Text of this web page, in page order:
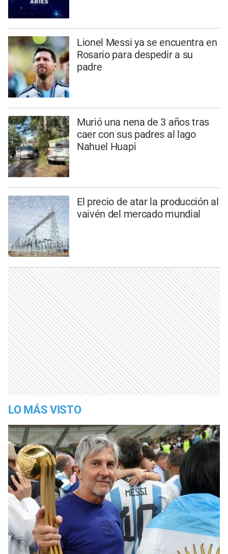
Lionel Messi ya se encuentra en
Rosario para despedir a su
padre
Murió una nena de 3 años tras
caer con sus padres al lago
Nahuel Huapi
El precio de atar la producción al
vaivén del mercado mundial
LO MÁS VISTO